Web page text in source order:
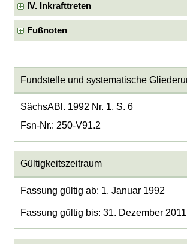
IV. Inkrafttreten
Fußnoten
Fundstelle und systematische
SächsABl. 1992 Nr. 1, S. 6
Fsn-Nr.: 250-V91.2
Gültigkeitszeitraum
Fassung gültig ab: 1. Januar 1992
Fassung gültig bis: 31. Dezember 2011